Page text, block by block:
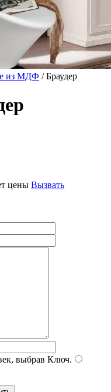
из МДФ / Браудер
цены Вызвать
выбрав Ключ.